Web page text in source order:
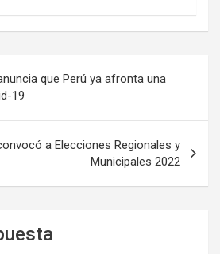
que Perú ya afronta una
19
a Elecciones Regionales y
Municipales 2022